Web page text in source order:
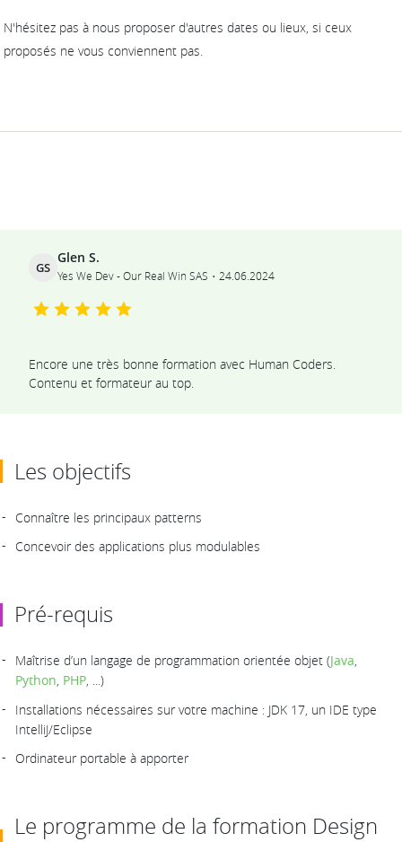
N'hésitez pas à nous proposer d'autres dates ou lieux, si ceux
proposés ne vous conviennent pas.
GS
Glen S.
Yes We Dev - Our Real Win SAS 24.06.2024
Encore une très bonne formation avec Human Coders.
Contenu et formateur au top.
Les objectifs
Connaître les principaux patterns
Concevoir des applications plus modulables
Pré-requis
Maîtrise d’un langage de programmation orientée objet (Java,
Python, PHP, ...)
Installations nécessaires sur votre machine : JDK 17, un IDE type
IntelliJ/Eclipse
Ordinateur portable à apporter
Le programme de la formation Design